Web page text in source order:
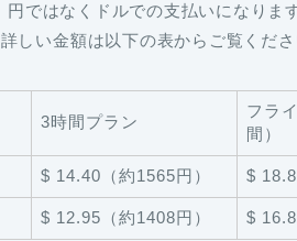
ではなくドルでの支払いになりま
しい金額は以下の表からご覧くださ
3時間プラン
フラ
間）
$ 14.40（約1565円） $
$ 12.95（約1408円） $